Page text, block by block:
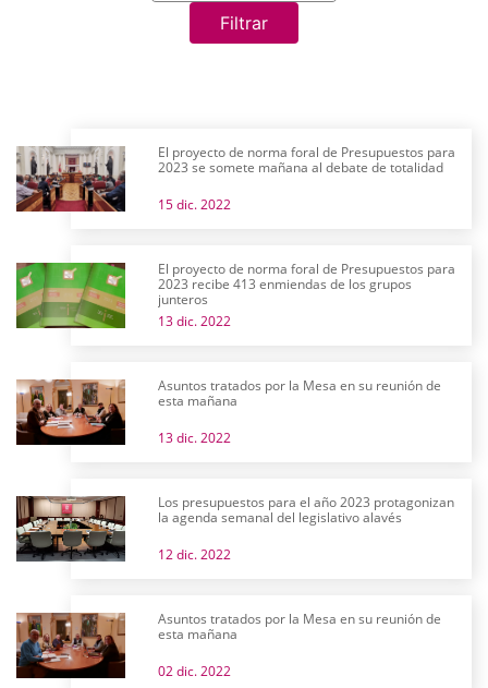
Filtrar
El proyecto de norma foral de Presupuestos para
2023 se somete mañana al debate de totalidad
15 dic. 2022
El proyecto de norma foral de Presupuestos para
2023 recibe 413 enmiendas de los grupos
junteros
13 dic. 2022
Asuntos tratados por la Mesa en su reunión de
esta mañana
13 dic. 2022
Los presupuestos para el año 2023 protagonizan
la agenda semanal del legislativo alavés
12 dic. 2022
Asuntos tratados por la Mesa en su reunión de
esta mañana
02 dic. 2022